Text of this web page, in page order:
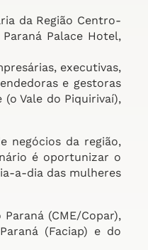
da Região Centro-
Palace Hotel,
executivas,
e gestoras
Vale do Piquirivaí),
negócios da região,
é oportunizar o
a-dia das mulheres
(CME/Copar),
(Faciap) e do